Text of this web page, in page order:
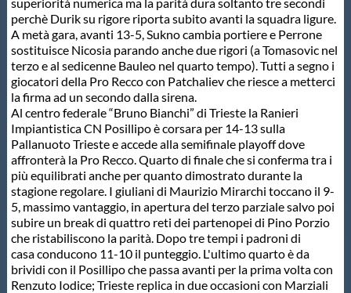
Centri Federali
Area Legislativa
Protezione Civile
Qualità
Sostenibilità
Privacy
perchè Durik su rigore riporta subito avanti la squadra ligure.
A metà gara, avanti 13-5, Sukno cambia portiere e Perrone
sostituisce Nicosia parando anche due rigori (a Tomasovic nel
terzo e al sedicenne Bauleo nel quarto tempo). Tutti a segno i
giocatori della Pro Recco con Patchaliev che riesce a metterci
la firma ad un secondo dalla sirena.
Al centro federale “Bruno Bianchi” di Trieste la Ranieri
Impiantistica CN Posillipo è corsara per 14-13 sulla
Pallanuoto Trieste e accede alla semifinale playoff dove
affronterà la Pro Recco. Quarto di finale che si conferma tra i
più equilibrati anche per quanto dimostrato durante la
stagione regolare. I giuliani di Maurizio Mirarchi toccano il 9-
5, massimo vantaggio, in apertura del terzo parziale salvo poi
subire un break di quattro reti dei partenopei di Pino Porzio
che ristabiliscono la parità. Dopo tre tempi i padroni di
casa conducono 11-10 il punteggio. L'ultimo quarto è da
brividi con il Posillipo che passa avanti per la prima volta con
Renzuto Iodice; Trieste replica in due occasioni con Marziali